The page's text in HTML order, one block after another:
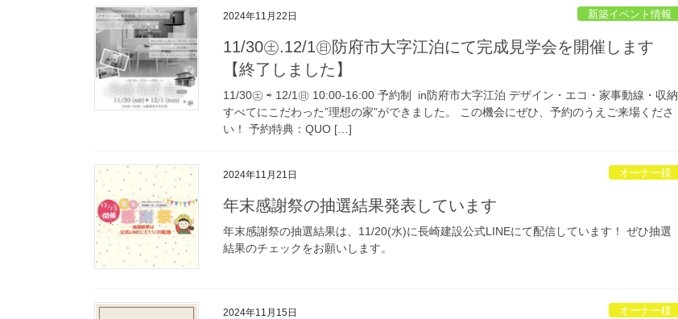
2024年11月22日 新築イベント情報
11/30㊏.12/1㊐防府市大字江泊にて完成見学会を開催します
【終了しました】
11/30㊏ ⇨ 12/1㊐ 10:00-16:00 予約制 in防府市大字江泊 デザイン・エコ・家事動線・収納
すべてにこだわった”理想の家”ができました。 この機会にぜひ、予約のうえご来場くださ
い！ 予約特典：QUO […]
2024年11月21日 オーナー様
年末感謝祭の抽選結果発表しています
年末感謝祭の抽選結果は、11/20(水)に長崎建設公式LINEにて配信しています！ ぜひ抽選
結果のチェックをお願いします。
2024年11月15日 オーナー様